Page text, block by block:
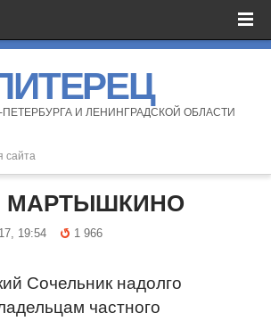
И ЛЕНИНГРАДСКОЙ ОБЛАСТИ
сайта
МАРТЫШКИНО
19:54
1 966
Сочельник надолго
частного